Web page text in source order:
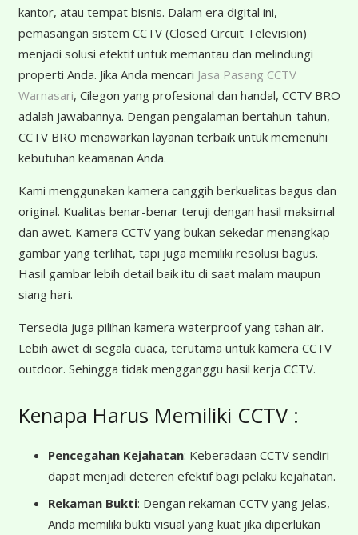
kantor, atau tempat bisnis. Dalam era digital ini,
pemasangan sistem CCTV (Closed Circuit Television)
menjadi solusi efektif untuk memantau dan melindungi
properti Anda. Jika Anda mencari Jasa Pasang CCTV
Warnasari, Cilegon yang profesional dan handal, CCTV BRO
adalah jawabannya. Dengan pengalaman bertahun-tahun,
CCTV BRO menawarkan layanan terbaik untuk memenuhi
kebutuhan keamanan Anda.
Kami menggunakan kamera canggih berkualitas bagus dan
original. Kualitas benar-benar teruji dengan hasil maksimal
dan awet. Kamera CCTV yang bukan sekedar menangkap
gambar yang terlihat, tapi juga memiliki resolusi bagus.
Hasil gambar lebih detail baik itu di saat malam maupun
siang hari.
Tersedia juga pilihan kamera waterproof yang tahan air.
Lebih awet di segala cuaca, terutama untuk kamera CCTV
outdoor. Sehingga tidak mengganggu hasil kerja CCTV.
Kenapa Harus Memiliki CCTV :
Pencegahan Kejahatan: Keberadaan CCTV sendiri
dapat menjadi deteren efektif bagi pelaku kejahatan.
Rekaman Bukti: Dengan rekaman CCTV yang jelas,
Anda memiliki bukti visual yang kuat jika diperlukan